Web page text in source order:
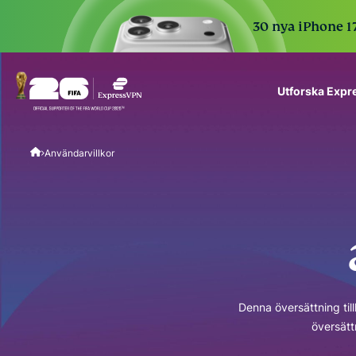
30 nya iPhone
Utforska
Användarvillkor
Denna översättning